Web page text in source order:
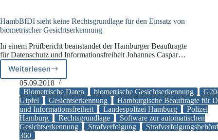
HambBfDI sieht keine Rechtsgrundlage für den Einsatz von
biometrischer Gesichtserkennung
In einem Prüfbericht beanstandet der Hamburger Beauftragte
für Datenschutz und Informationsfreiheit Johannes Caspar…
Weiterlesen
HambBfDI
sieht
keine
Rechtsgrundlage
für
den
Einsatz
von
05.09.2018
Biometrische Daten
biometrische Gesichtserkennung
Gipfel
Gesichtserkennung
Hamburgische Beauftragte für
und Informationsfreiheit
Landespolizei Hamburg
Polizei
Hamburg
Rechtsgrundlage
Software zur automatischen
Gesichtserkennung
Strafverfolgung
360